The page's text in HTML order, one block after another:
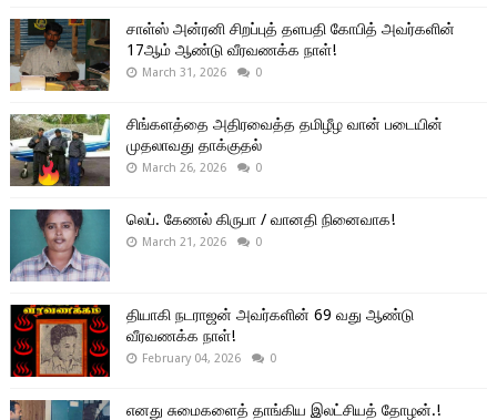
சாள்ஸ் அன்ரனி சிறப்புத் தளபதி கோபித் அவர்களின்
17ஆம் ஆண்டு வீரவணக்க நாள்!
March 31, 2026 0
சிங்களத்தை அதிரவைத்த தமிழீழ வான் படையின்
முதலாவது தாக்குதல்
March 26, 2026 0
லெப். கேணல் கிருபா / வானதி நினைவாக!
March 21, 2026 0
தியாகி நடராஜன் அவர்களின் 69 வது ஆண்டு
வீரவணக்க நாள்!
February 04, 2026 0
எனது சுமைகளைத் தாங்கிய இலட்சியத் தோழன்.!